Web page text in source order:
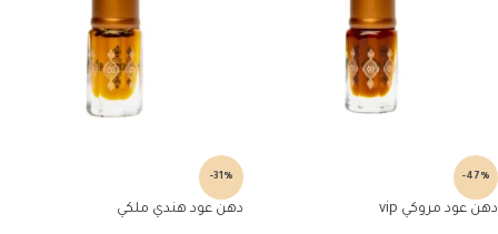
-47%
دهن عود مروكي vip
-31%
دهن عود هندي ملكي